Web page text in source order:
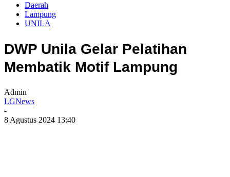
Daerah
Lampung
UNILA
DWP Unila Gelar Pelatihan
Membatik Motif Lampung
Admin
LGNews
-
8 Agustus 2024 13:40